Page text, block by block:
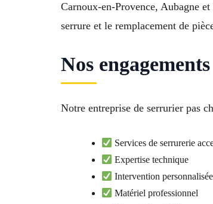
Carnoux-en-Provence, Aubagne
serrure et le remplacement de
Nos
Notre entreprise de serrurier pas
Services de serrurerie
Expertise technique
Intervention personnalisée
Matériel professionnel